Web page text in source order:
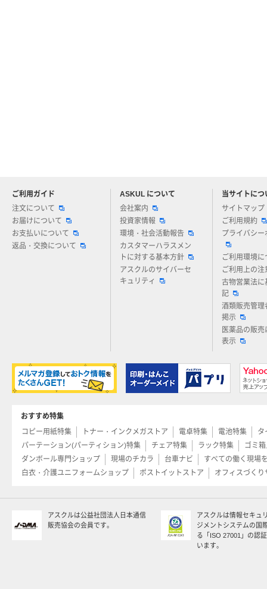
ご利用ガイド
注文について
お届けについて
お支払いについて
返品・交換について
ASKUL について
会社案内
投資家情報
環境・社会活動報告
カスタマーハラスメン
トに対する基本方針
アスクルのサイバーセ
キュリティ
当サイトにつ
サイトマップ
ご利用規約
プライバシー
ご利用環境に
ご利用上の注
古物営業法に
記
酒類販売管理
掲示
医薬品の販売
表示
アスクルについてお気軽にご質問ください
おすすめ特集
コピー用紙特集
トナー・インクメガストア 電卓特集 電池特集
タ
パーテーション(パーティション)特集
チェア特集 ラック特集
ゴミ
ダンボール専門ショップ
現場のチカラ 台車ナビ
すべての働く現場
白衣・介護ユニフォームショップ
ポストイットストア オフィスづくり
アスクルは公益社団法人日本通信
販売協会の会員です。
アスクルは情報セキュ
ジメントシステムの国
る「ISO 27001」の認
います。